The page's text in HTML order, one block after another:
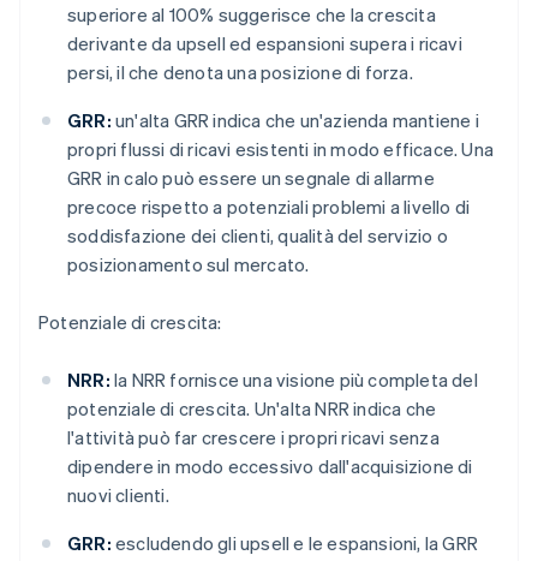
superiore al 100% suggerisce che la crescita
derivante da upsell ed espansioni supera i ricavi
persi, il che denota una posizione di forza.
GRR: un'alta GRR indica che un'azienda mantiene i
propri flussi di ricavi esistenti in modo efficace. Una
GRR in calo può essere un segnale di allarme
precoce rispetto a potenziali problemi a livello di
soddisfazione dei clienti, qualità del servizio o
posizionamento sul mercato.
Potenziale di crescita:
NRR: la NRR fornisce una visione più completa del
potenziale di crescita. Un'alta NRR indica che
l'attività può far crescere i propri ricavi senza
dipendere in modo eccessivo dall'acquisizione di
nuovi clienti.
GRR: escludendo gli upsell e le espansioni, la GRR